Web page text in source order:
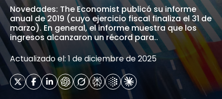
Novedades: The Economist publicó su informe
anual de 2019 (cuyo ejercicio fiscal finaliza el 31 de
marzo). En general, el informe muestra que los
ingresos alcanzaron un récord para..
Actualizado el: 1 de diciembre de 2025